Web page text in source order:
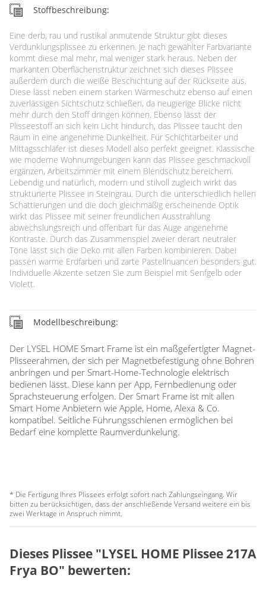
Stoffbeschreibung:
Eine derb, rau und rustikal anmutende Struktur gibt dieses
Verdunklungsplissee zu erkennen. Je nach gewählter Farbvariante
kommt diese mal mehr, mal weniger stark heraus. Neben der
markanten Oberflächenstruktur zeichnet sich dieses Plissee
außerdem durch die weiße Beschichtung auf der Rückseite aus.
Diese lässt neben einem starken Wärmeschutz ebenso auf einen
zuverlässigen Sichtschutz schließen, da neugierige Blicke nicht
mehr durch den Stoff dringen können. Ebenso lässt der
Plisseestoff an sich kein Licht hindurch, das Plissee taucht den
Raum in eine angenehme Dunkelheit. Für Schichtarbeiter und
Mittagsschläfer ist dieses Modell also perfekt geeignet. Klassische
wie moderne Wohnumgebungen kann das Plissee geschmackvoll
ergänzen, Arbeitszimmer mit einem Blendschutz bereichern.
Lebendig und natürlich, modern und stilvoll zugleich wirkt das
strukturierte Plissee in Steingrau. Durch die unterschiedlich hellen
Schattierungen und die doch gleichmäßig erscheinende Optik
wirkt das Plissee mit seiner freundlichen Ausstrahlung
abwechslungsreich und offenbart für das Auge angenehme
Kontraste. Durch das Zusammenspiel zweier derart neutraler
Töne lässt sich die Deko mit allen Farben kombinieren. Dabei
passen warme Erdfarben und zarte Pastellnuancen besonders gut.
Individuelle Akzente setzen Sie zum Beispiel mit Senfgelb oder
Violett.
Modellbeschreibung:
Der LYSEL HOME Smart Frame ist ein maßgefertigter Magnet-
Plisseerahmen, der sich per Magnetbefestigung ohne Bohren
anbringen und per Smart-Home-Technologie elektrisch
bedienen lässt. Diese kann per App, Fernbedienung oder
Sprachsteuerung erfolgen. Der Smart Frame ist mit allen
Smart Home Anbietern wie Apple, Home, Alexa & Co.
kompatibel. Seitliche Führungsschienen ermöglichen bei
Bedarf eine komplette Raumverdunkelung.
* Die Fertigung Ihres Plissees erfolgt sofort nach Zahlungseingang. Wir
bitten zu berücksichtigen, dass der anschließende Versand weitere ein bis
zwei Werktage in Anspruch nimmt.
Dieses Plissee "LYSEL HOME Plissee 217A
Frya BO" bewerten: